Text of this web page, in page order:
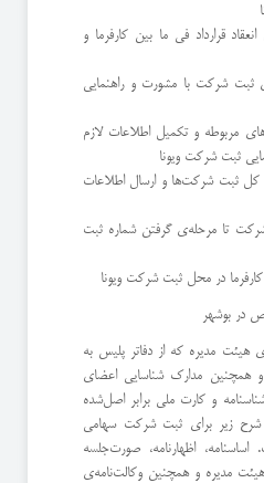
قرارداد فی ما بین کارفرما و
ثبت شرکت با مشورت و راهنمایی
مربوطه و تکمیل اطلاعات لازم
ثبت شرکت ویونا
کل ثبت شرکت‌ها و ارسال اطلاعات
تا مرحله‌ی گرفتن شماره ثبت
در محل ثبت شرکت ویونا
در بوشهر
هیئت مدیره که از دفاتر پلیس به
همچنین مدارک شناسایی اعضای
و کارت ملی برابر اصل‌شده
زیر برای ثبت شرکت سهامی
اظهارنامه، صورت‌جلسه‌
مدیره و همچنین وکالت‌نامه‌ی